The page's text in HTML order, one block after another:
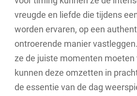
vreugde en liefde die tijdens
worden ervaren, op een
ontroerende manier
ze de juiste momenten moeten
kunnen deze omzetten in
de essentie van de dag